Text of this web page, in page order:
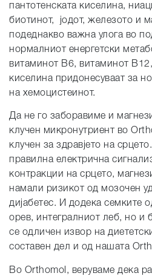
пантотенската киселина,
биотинот, јодот, железото и
подеднакво важна улога во
нормалниот енергетски
витаминот B6, витаминот
киселина придонесуваат за
на хемоцистеинот.
Да не го заборавиме и
клучен микронутриент во
клучен за здравјето на
правилна електрична
контракции на срцето,
намали ризикот од мозочен
дијабетес. И додека семките
орев, интегралниот леб, но и
се одличен извор на
составен дел и од нашата
Во Orthomol, веруваме дека